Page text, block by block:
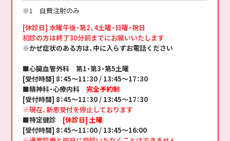
※1 自費注射のみ
[休診日] 水曜午後・第2、4土曜・日曜・祝日
初診の方は終了30分前までにお願いいたします
※かぜ症状のある方は、中に入らずお電話ください
■心臓血管外科 第1・第3・第5土曜
[受付時間] 8：45～11：30 / 13:45～17：30
■精神科・心療内科完全予約制
[受付時間] 8：45～11：30 / 13:45～17：30
※現在、新患受付を停止しております
■特定健診 [休診日] 土曜
[受付時間] 8：45～11：00 / 13:45～16:00